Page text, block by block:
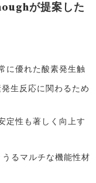
が提案した
に優れた酸素発生触
生反応に関わるため
定性も著しく向上す
るマルチな機能性材